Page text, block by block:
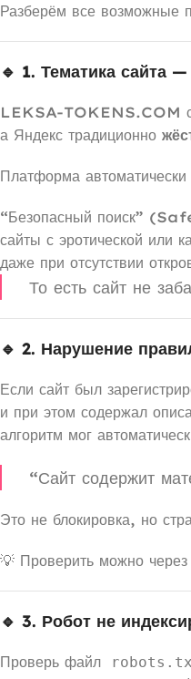
Разберём все возможные
🔹 1. Тематика сайта
LEKSA-TOKENS.COM
а Яндекс традиционно
Платформа
“Безопасный поиск”
сайты с эротической или
даже при отсутствии
То есть сайт не
🔹 2. Нарушение
Если сайт был
и при этом содержал
алгоритм мог
“Сайт содержит
Это не блокировка, но
💡 Проверить можно через
🔹 3. Робот не
Проверь файл